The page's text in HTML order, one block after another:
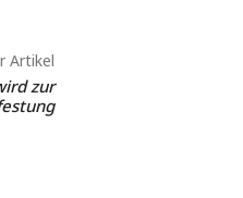
Artikel
zur